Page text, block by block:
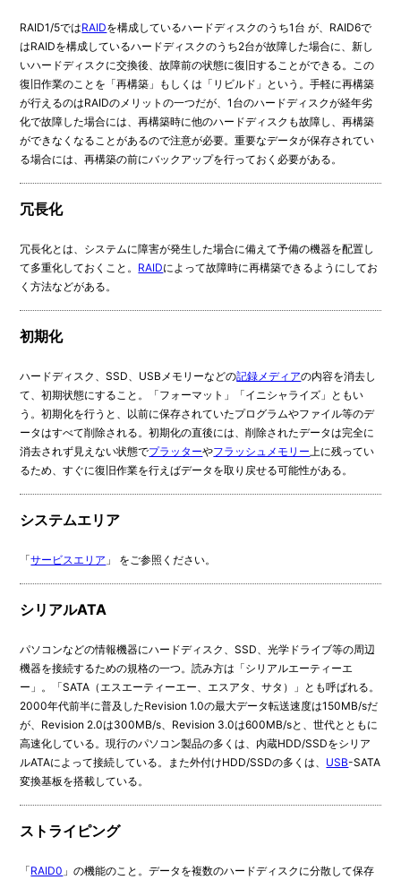
RAID1/5ではRAIDを構成しているハードディスクのうち1台 が、RAID6で
はRAIDを構成しているハードディスクのうち2台が故障した場合に、新し
いハードディスクに交換後、故障前の状態に復旧することができる。この
復旧作業のことを「再構築」もしくは「リビルド」という。手軽に再構築
が行えるのはRAIDのメリットの一つだが、1台のハードディスクが経年劣
化で故障した場合には、再構築時に他のハードディスクも故障し、再構築
ができなくなることがあるので注意が必要。重要なデータが保存されてい
る場合には、再構築の前にバックアップを行っておく必要がある。
冗長化
冗長化とは、システムに障害が発生した場合に備えて予備の機器を配置し
て多重化しておくこと。 RAIDによって故障時に再構築できるようにしてお
く方法などがある。
初期化
ハードディスク、SSD、USBメモリーなどの記録メディアの内容を消去し
て、初期状態にすること。「フォーマット」「イニシャライズ」ともい
う。初期化を行うと、以前に保存されていたプログラムやファイル等のデ
ータはすべて削除される。初期化の直後には、削除されたデータは完全に
消去されず見えない状態でプラッターやフラッシュメモリー 上に残ってい
るため、すぐに復旧作業を行えばデータを取り戻せる可能性がある。
システムエリア
「サービスエリア 」 をご参照ください。
シリアルATA
パソコンなどの情報機器にハードディスク、SSD、光学ドライブ等の周辺
機器を接続するための規格の一つ。読み方は「シリアルエーティーエ
ー」。「SATA（エスエーティーエー、エスアタ、サタ）」とも呼ばれる。
2000年代前半に普及したRevision 1.0の最大データ転送速度は150MB/sだ
が、Revision 2.0は300MB/s、Revision 3.0は600MB/sと、世代とともに
高速化している。現行のパソコン製品の多くは、内蔵HDD/SSDをシリア
ルATAによって接続している。また外付けHDD/SSDの多くは、 USB-SATA
変換基板を搭載している。
ストライピング
「RAID0 」の機能のこと。データを複数のハードディスクに分散して保存